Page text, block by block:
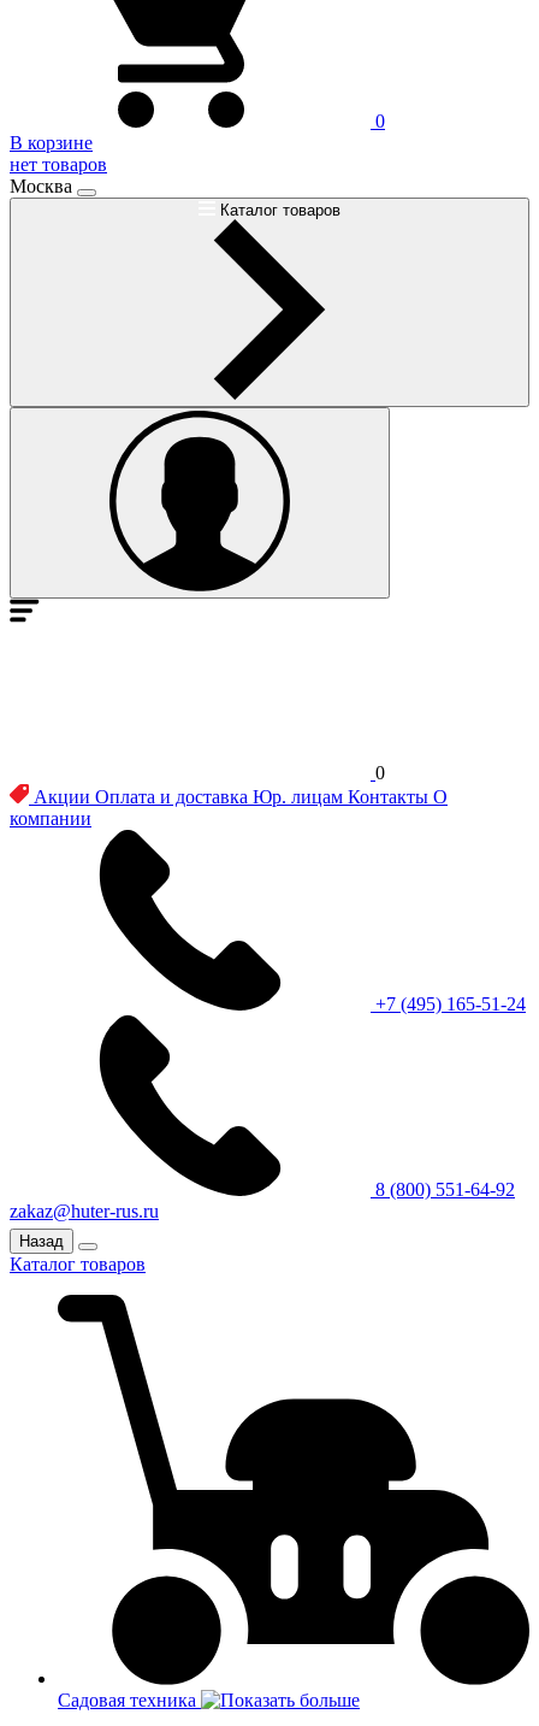
0
В корзине
нет товаров
Москва
Каталог товаров
0
Акции Оплата и доставка Юр. лицам Контакты О
компании
+7 (495) 165-51-24
8 (800) 551-64-92
zakaz@huter-rus.ru
Назад
Каталог товаров
Садовая техника